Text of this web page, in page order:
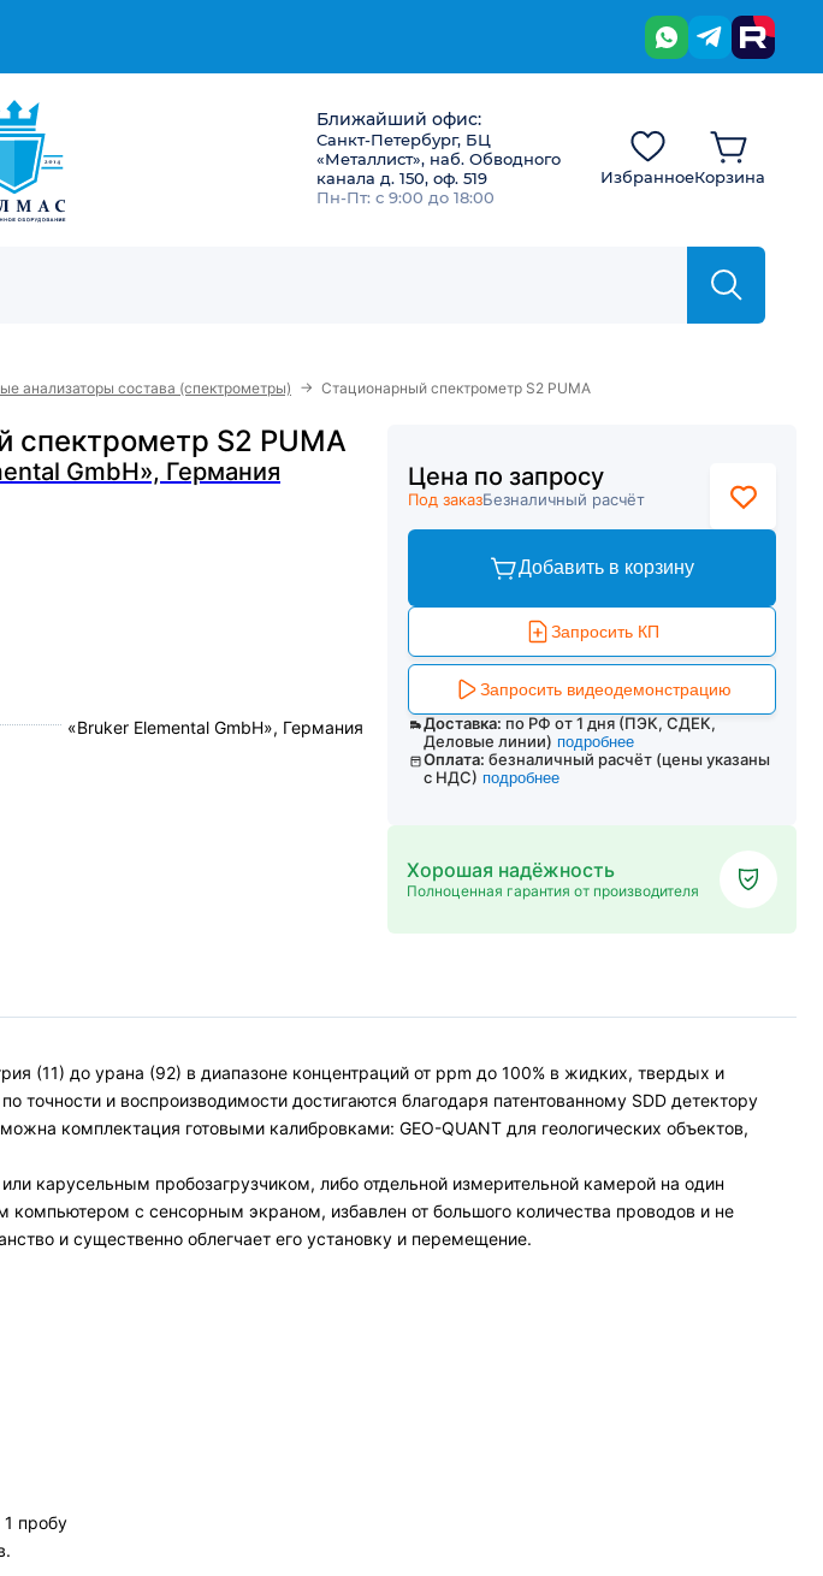
Ближайший офис:
Санкт-Петербург, БЦ
«Металлист», наб. Обводного
канала д. 150, оф. 519
Пн-Пт: с 9:00 до 18:00
ИзбранноеКорзина
анализаторы состава (спектрометры) → Стационарный спектрометр S2 PUMA
спектрометр S2 PUMA
GmbH», Германия
«Bruker Elemental GmbH», Германия
Цена по запросу
Под заказБезналичный расчёт
Добавить в корзину
Запросить КП
Запросить видеодемонстрацию
Доставка: по РФ от 1 дня (ПЭК, СДЕК,
Деловые линии) подробнее
Оплата: безналичный расчёт (цены указаны
с НДС) подробнее
Хорошая надёжность
Полноценная гарантия от производителя
(11) до урана (92) в диапазоне концентраций от ppm до 100% в жидких, твердых и
и воспроизводимости достигаются благодаря патентованному SDD детектору
комплектация готовыми калибровками: GEO-QUANT для геологических объектов,
карусельным пробозагрузчиком, либо отдельной измерительной камерой на один
с сенсорным экраном, избавлен от большого количества проводов и не
и существенно облегчает его установку и перемещение.
пробу